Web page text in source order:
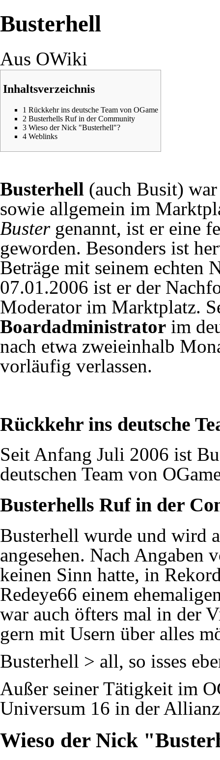
Busterhell
Aus OWiki
Inhaltsverzeichnis
1 Rückkehr ins deutsche Team von OGame
2 Busterhells Ruf in der Community
3 Wieso der Nick "Busterhell"?
4 Weblinks
Busterhell (auch Busit)
sowie allgemein im
Bustergenannt, ist er eine
geworden. Besonders ist
Beträge mit seinem echten
07.01.2006 ist er der
Moderator im Marktplatz.
Boardadministrator im
nach etwa zweieinhalb
vorläufig verlassen.
Rückkehr ins deutsche
Seit Anfang Juli 2006 ist
deutschen Team von
Busterhells Ruf in der
Busterhell wurde und wird
angesehen. Nach Angaben
keinen Sinn hatte, in
Redeye66 einem
war auch öfters mal in der
gern mit Usern über alles
Busterhell > all, so isses
Außer seiner Tätigkeit im
Universum 16 in der Allianz
Wieso der Nick